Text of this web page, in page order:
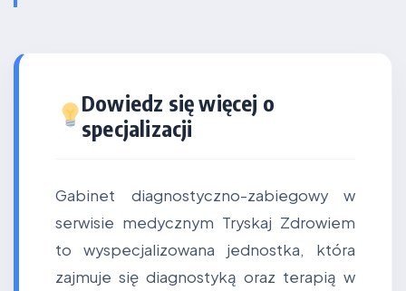
Dowiedz się więcej o
specjalizacji
Gabinet diagnostyczno-zabiegowy w
serwisie medycznym Tryskaj Zdrowiem
to wyspecjalizowana jednostka, która
zajmuje się diagnostyką oraz terapią w